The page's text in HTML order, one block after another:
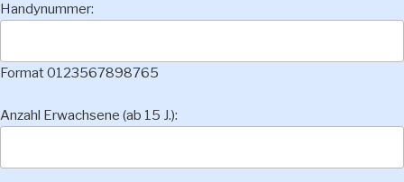
Handynummer:
Format 0123567898765
Anzahl Erwachsene (ab 15 J.):